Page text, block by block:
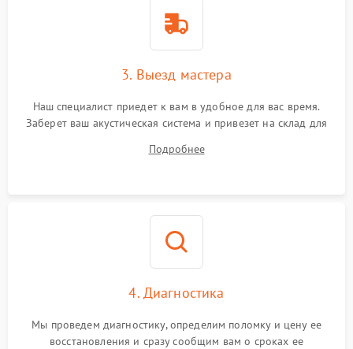
3. Выезд мастера
Наш специалист приедет к вам в удобное для вас время.
Заберет ваш акустическая система и привезет на склад для
Подробнее
4. Диагностика
Мы проведем диагностику, определим поломку и цену ее
восстановления и сразу сообщим вам о сроках ее